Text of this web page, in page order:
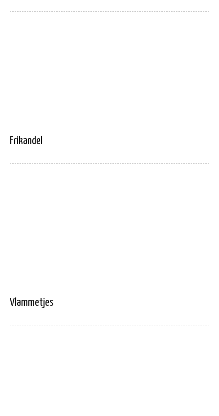
Frikandel
Vlammetjes